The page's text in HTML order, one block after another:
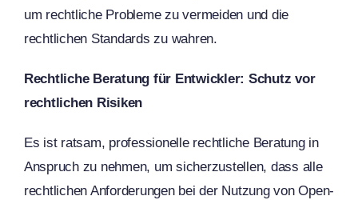
um rechtliche Probleme zu vermeiden und die
rechtlichen Standards zu wahren.
Rechtliche Beratung für Entwickler: Schutz vor
rechtlichen Risiken
Es ist ratsam, professionelle rechtliche Beratung in
Anspruch zu nehmen, um sicherzustellen, dass alle
rechtlichen Anforderungen bei der Nutzung von Open-